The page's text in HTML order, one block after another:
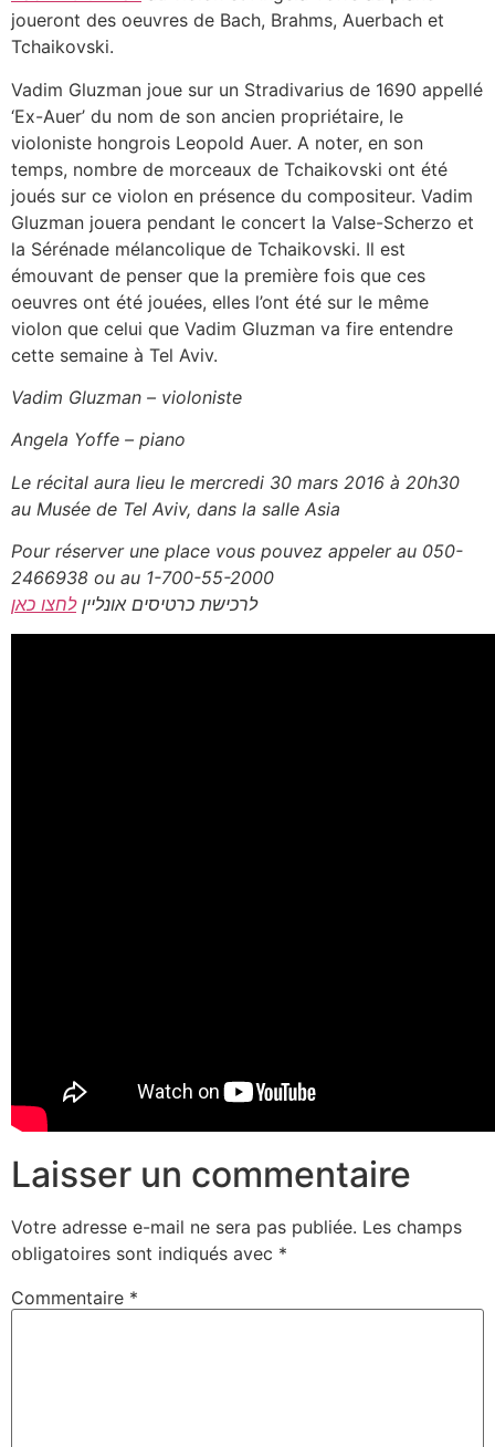
joueront des oeuvres de Bach, Brahms, Auerbach et
Tchaikovski.
Vadim Gluzman joue sur un Stradivarius de 1690 appellé
‘Ex-Auer’ du nom de son ancien propriétaire, le
violoniste hongrois Leopold Auer. A noter, en son
temps, nombre de morceaux de Tchaikovski ont été
joués sur ce violon en présence du compositeur. Vadim
Gluzman jouera pendant le concert la Valse-Scherzo et
la Sérénade mélancolique de Tchaikovski. Il est
émouvant de penser que la première fois que ces
oeuvres ont été jouées, elles l’ont été sur le même
violon que celui que Vadim Gluzman va fire entendre
cette semaine à Tel Aviv.
Vadim Gluzman – violoniste
Angela Yoffe – piano
Le récital aura lieu le mercredi 30 mars 2016 à 20h30
au Musée de Tel Aviv, dans la salle Asia
Pour réserver une place vous pouvez appeler au 050-
2466938 ou au 1-700-55-2000
לרכישת כרטיסים אונלייןלחצו כאן
Laisser un commentaire
Votre adresse e-mail ne sera pas publiée. Les champs
obligatoires sont indiqués avec *
Commentaire *